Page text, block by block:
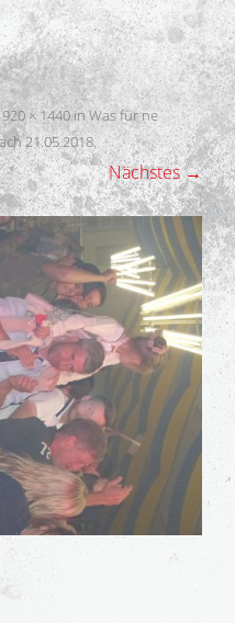
× 1440inWas für ne
21.05.2018.
Nächstes →